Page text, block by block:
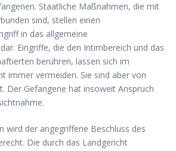
Staatliche Maßnahmen, die mit
sind, stellen einen
in das allgemeine
Eingriffe, die den Intimbereich und das
berühren, lassen sich im
immer vermeiden. Sie sind aber von
Der Gefangene hat insoweit Anspruch
wird der angegriffene Beschluss des
Die durch das Landgericht